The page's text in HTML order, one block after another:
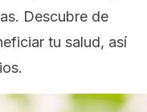
Descubre de
tu salud, así